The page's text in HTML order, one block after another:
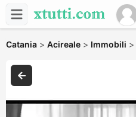
Catania > Acireale > Immobili >